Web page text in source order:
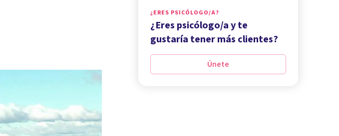
¿ERES PSICÓLOGO/A?
¿Eres psicólogo/a y te
gustaría tener más clientes?
Únete